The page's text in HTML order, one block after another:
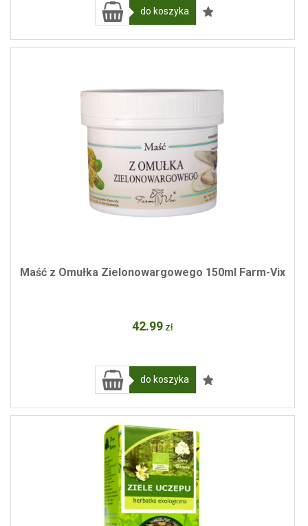
do koszyka
Maść z Omułka Zielonowargowego 150ml Farm-Vix
42.99 zł
do koszyka